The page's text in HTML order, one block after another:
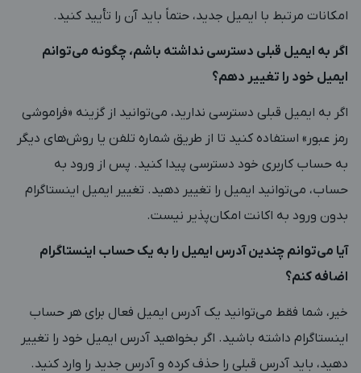
امکانات مرتبط با ایمیل جدید، حتماً باید آن را تأیید کنید.
اگر به ایمیل قبلی دسترسی نداشته باشم، چگونه می‌توانم
ایمیل خود را تغییر دهم؟
اگر به ایمیل قبلی دسترسی ندارید، می‌توانید از گزینه «فراموشی
رمز عبور» استفاده کنید تا از طریق شماره تلفن یا روش‌های دیگر
به حساب کاربری خود دسترسی پیدا کنید. پس از ورود به
حساب، می‌توانید ایمیل را تغییر دهید. تغییر ایمیل اینستاگرام
بدون ورود به اکانت امکان‌پذیر نیست.
آیا می‌توانم چندین آدرس ایمیل را به یک حساب اینستاگرام
اضافه کنم؟
خیر، شما فقط می‌توانید یک آدرس ایمیل فعال برای هر حساب
اینستاگرام داشته باشید. اگر بخواهید آدرس ایمیل خود را تغییر
دهید، باید آدرس قبلی را حذف کرده و آدرس جدید را وارد کنید.